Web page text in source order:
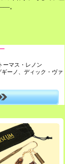
。
ーマス・レノン
ーノ、ディック・ヴァ